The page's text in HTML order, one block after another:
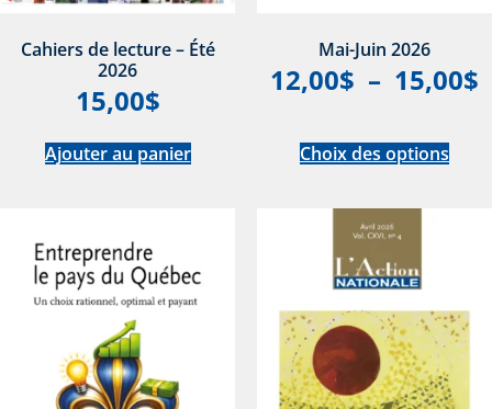
Cahiers de lecture – Été
2026
15,00$
Ajouter au panier
Mai-Juin 2026
12,00$ – 15,00$
Choix des options